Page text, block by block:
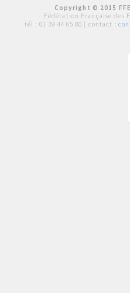
Copyright © 2015
Fédération Française des
tél : 01 39 44 65 80 | contact :